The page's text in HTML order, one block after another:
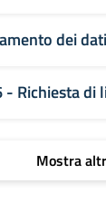
dei
- Richiesta
Mostra